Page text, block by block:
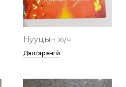
Нууцын хүч
Дэлгэрэнгүй